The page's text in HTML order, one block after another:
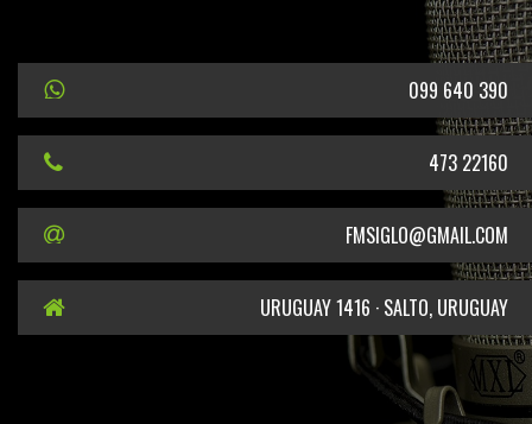
099 640 390
473 22160
FMSIGLO@GMAIL.COM
URUGUAY 1416 · SALTO, URUGUAY